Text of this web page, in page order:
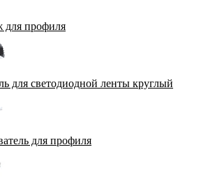
для профиля
для светодиодной ленты круглый
для профиля